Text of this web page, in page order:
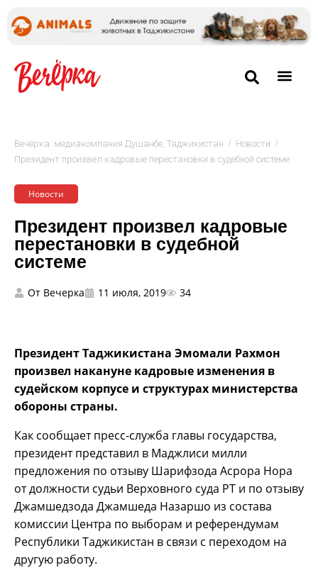
Вечёрка: медиакомпания Душанбе, Таджикистан / Новости /
Президент произвел кадровые перестановки в судебной системе
Новости
Президент произвел кадровые
перестановки в судебной
системе
От Вечерка 11 июля, 2019 34
Президент Таджикистана Эмомали Рахмон
произвел накануне кадровые изменения в
судейском корпусе и структурах министерства
обороны страны.
Как сообщает пресс-служба главы государства,
президент представил в Маджлиси милли
предложения по отзыву Шарифзода Асрора Нора
от должности судьи Верховного суда РТ и по отзыву
Джамшедзода Джамшеда Назаршо из состава
комиссии Центра по выборам и референдумам
Республики Таджикистан в связи с переходом на
другую работу.